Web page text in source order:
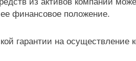
финансовое положение.
гарантии на осуществление